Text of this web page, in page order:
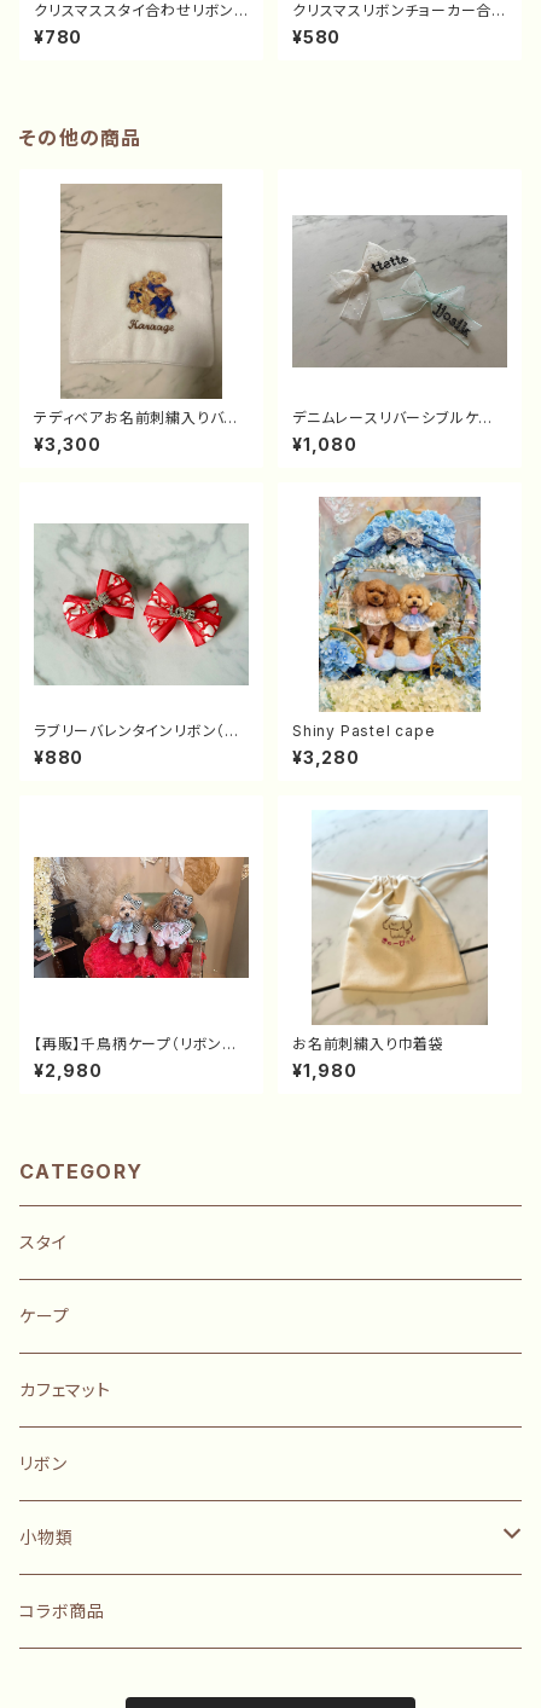
クリスマススタイ合わせリボン
（バレッタ）
¥780
クリスマスリボンチョーカー合わ
せリボン（バレッタ）
¥580
その他の商品
テディベアお名前刺繍入りバス
タオル
¥3,300
デニムレースリバーシブルケー
プのリボンのみ（リボン単品）
¥1,080
ラブリーバレンタインリボン（バ
レッタ）
¥880
Shiny Pastel cape
¥3,280
【再販】千鳥柄ケープ（リボン付
ケープ）
¥2,980
お名前刺繍入り巾着袋
¥1,980
CATEGORY
スタイ
ケープ
カフェマット
リボン
小物類
ポーチ
コラボ商品